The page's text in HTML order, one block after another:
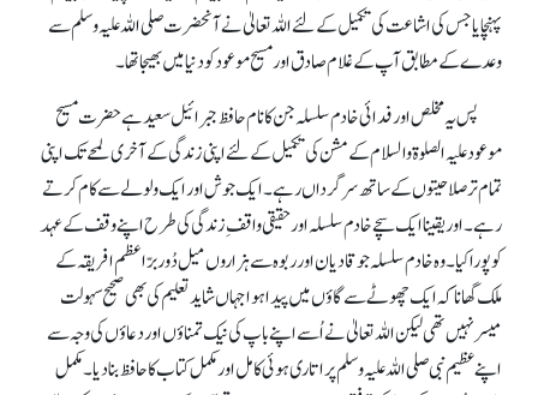
پہنچایا جس کی اشاعت کی تکمیل کے لئے اللہ تعالیٰ نے آنحضرت صلی اللہ علیہ وسلم سے
وعدے کے مطابق آپ کے غلام صادق اور مسیح موعود کو دنیا میں بھیجا تھا۔
پس یہ مخلص اور فدائی خادم سلسلہ جن کا نام حافظ جبرائیل سعید ہے حضرت مسیح
موعود علیہ الصلوۃ والسلام کے مشن کی تکمیل کے لئے اپنی زندگی کے آخری لمحے تک اپنی
تمام تر صلاحیتوں کے ساتھ سرگرداں رہے۔ ایک جوش اور ایک ولولے سے کام کرتے
رہے۔ اور یقینا ایک سچے خادم سلسلہ اور حقیقی واقفِ زندگی کی طرح اپنے وقف کے عہد
کو پورا کیا۔ وہ خادم سلسلہ جو قادیان اور ربوہ سے ہزاروں میل دُور برّاعظم افریقہ کے
ملک گھانا کہ ایک چھوٹے سے گاؤں میں پیدا ہوا جہاں شاید تعلیم کی بھی صحیح سہولت
میسر نہیں تھی لیکن اللہ تعالیٰ نے اُسے اپنے باپ کی نیک تمناؤں اور دعاؤں کی وجہ سے
اپنے عظیم نبی صلی اللہ علیہ وسلم پر اتاری ہوئی کامل اور مکمل کتاب کا حافظ بنا دیا۔ مکمل